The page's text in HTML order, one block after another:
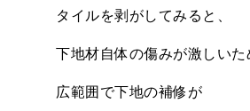
タイルを剥がしてみると、
下地材自体の傷みが激しいた
広範囲で下地の補修が